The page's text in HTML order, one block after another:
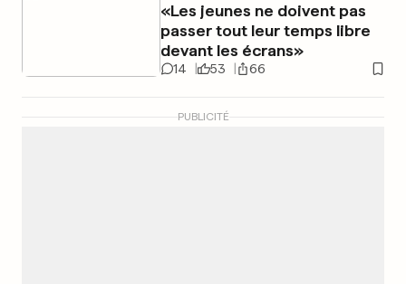
«Les jeunes ne doivent pas
passer tout leur temps libre
devant les écrans»
14 53 66
PUBLICITÉ